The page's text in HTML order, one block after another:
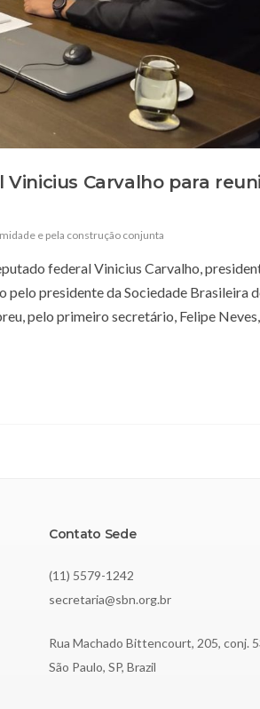
Carvalho para
e pela construção conjunta
federal Vinicius Carvalho,
presidente da Sociedade Brasileira
pelo primeiro secretário, Felipe
Contato Sede
(11) 5579-1242
secretaria@sbn.org.br
Rua Machado Bittencourt, 205, conj.
São Paulo, SP, Brazil